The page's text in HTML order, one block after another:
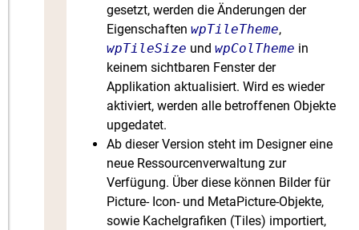
gesetzt, werden die Änderungen der
EigenschaftenwpTileTheme,
wpTileSize undwpColTheme in
keinem sichtbaren Fenster der
Applikation aktualisiert. Wird es wieder
aktiviert, werden alle betroffenen Objekte
upgedatet.
Ab dieser Version steht im Designer eine
neue Ressourcenverwaltung zur
Verfügung. Über diese können Bilder für
Picture- Icon- und MetaPicture-Objekte,
sowie Kachelgrafiken (Tiles) importiert,